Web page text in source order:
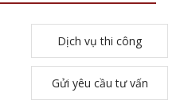
Dịch vụ thi công
Gửi yêu cầu tư vấn